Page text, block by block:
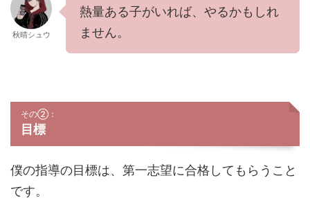
秋晴シュウ
熱量ある子がいれば、やるかもしれ
ません。
その②：
目標
僕の指導の目標は、第一志望に合格してもらうこと
です。